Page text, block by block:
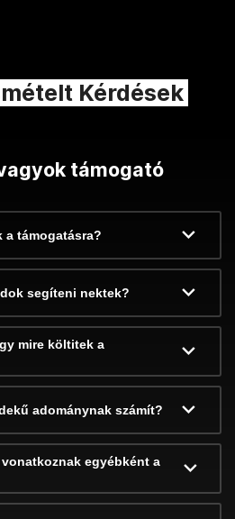
Kérdések
támogató
a támogatásra?
segíteni nektek?
mire költitek a
adománynak számít?
egyébként a